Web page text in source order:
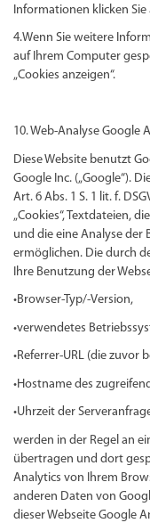
Informationen klicken Sie
4.Wenn Sie weitere
auf Ihrem Computer
„Cookies anzeigen“.
10. Web-Analyse Google
Diese Website benutzt
Google Inc. („Google“).
Art. 6 Abs. 1 S. 1 lit. f.
„Cookies“, Textdateien,
und die eine Analyse der
ermöglichen. Die durch
Ihre Benutzung der
•Browser-Typ/-Version,
•verwendetes
•Referrer-URL (die zuvor
•Hostname des
•Uhrzeit der
werden in der Regel an
übertragen und dort
Analytics von Ihrem
anderen Daten von
dieser Webseite Google